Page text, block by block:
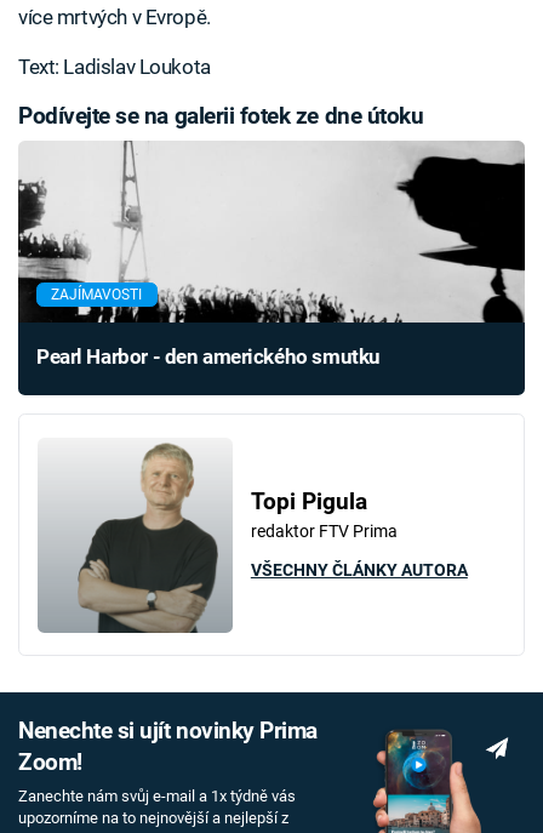
více mrtvých v Evropě.
Text: Ladislav Loukota
Podívejte se na galerii fotek ze dne útoku
ZAJÍMAVOSTI
Pearl Harbor - den amerického smutku
Topi Pigula
redaktor FTV Prima
VŠECHNY ČLÁNKY AUTORA
Nenechte si ujít novinky Prima
Zoom!
Zanechte nám svůj e-mail a 1x týdně vás
upozorníme na to nejnovější a nejlepší z